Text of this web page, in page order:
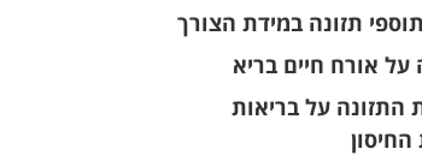
תזונה במידת הצורך
אורח חיים בריא
על בריאות